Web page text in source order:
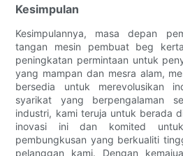
Kesimpulan
Kesimpulannya, masa depan
tangan mesin pembuat beg
peningkatan permintaan untuk
yang mampan dan mesra alam,
bersedia untuk merevolusikan
syarikat yang berpengalaman
industri, kami teruja untuk berada
inovasi ini dan komited untuk
pembungkusan yang berkualiti
pelanggan kami. Dengan